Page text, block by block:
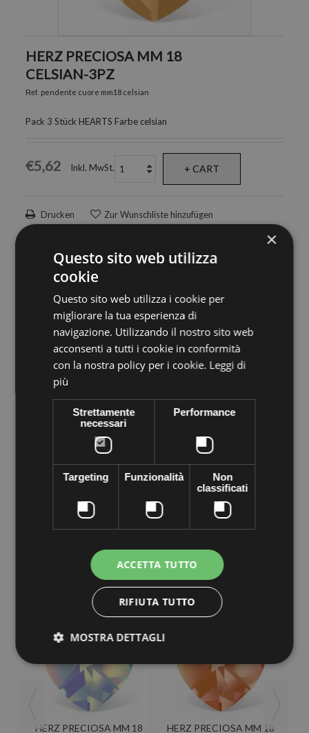
HERZ PRECIOSA MM 18
CELSIAN-3PZ
Ref. pendente cuore mm18 celsian
Pack 3 Stück HEARTS Farbe celsian
€5,62 Inkl. MwSt. + CART
Drucken Zur Wunschliste hinzufügen
Mengenrabatte
Menge
Rabatt pro
Stück
Speichern
€0,55 Bis zu€1,65
Kristall-Anhänger PRECIOSA echten Cezch-Kristall, wie ein Herz
durch einen Metallhaken schlüpfen, um wunderbare Kreationen
18 andere Produkte derselben Kategorie:
HERZ PRECIOSA MM 18
HERZ PRECIOSA MM 18
×
Questo sito web utilizza
cookie
Questo sito web utilizza i cookie per
migliorare la tua esperienza di
navigazione. Utilizzando il nostro sito web
acconsenti a tutti i cookie in conformità
con la nostra policy per i cookie. Leggi di
più
Strettamente
necessari
Performance
Targeting Funzionalità
Non
classificati
ACCETTA TUTTO
RIFIUTA TUTTO
MOSTRA DETTAGLI